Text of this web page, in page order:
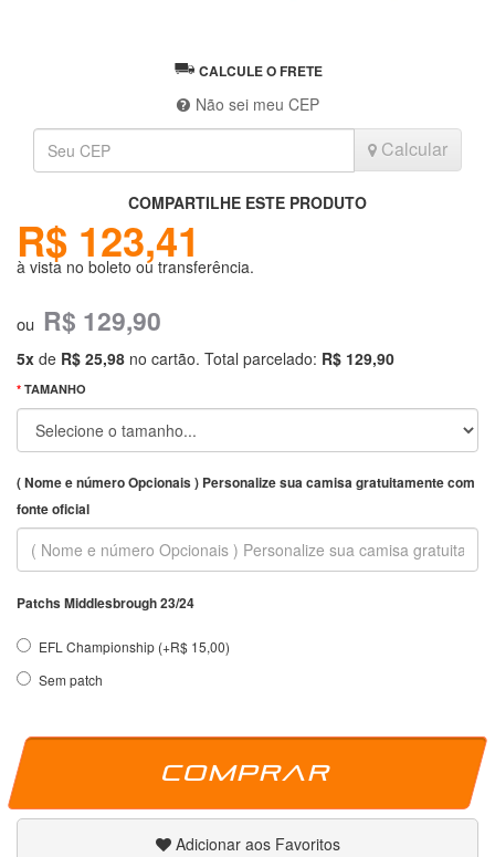
CALCULE O FRETE
Não sei meu CEP
Calcular
COMPARTILHE ESTE PRODUTO
R$ 123,41
à vista no boleto ou transferência.
ou R$ 129,90
5x de R$ 25,98 no cartão. Total parcelado: R$ 129,90
TAMANHO
( Nome e número Opcionais ) Personalize sua camisa gratuitamente com
fonte oficial
Patchs Middlesbrough 23/24
EFL Championship (+R$ 15,00)
Sem patch
Comprar
Adicionar aos Favoritos